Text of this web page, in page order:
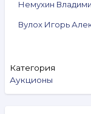
Немухин
Вулох Игорь
Категория
Аукционы